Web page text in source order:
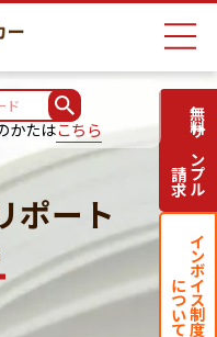
かたはこちら
ポート
無料サンプル
請求
インボイス制度
について